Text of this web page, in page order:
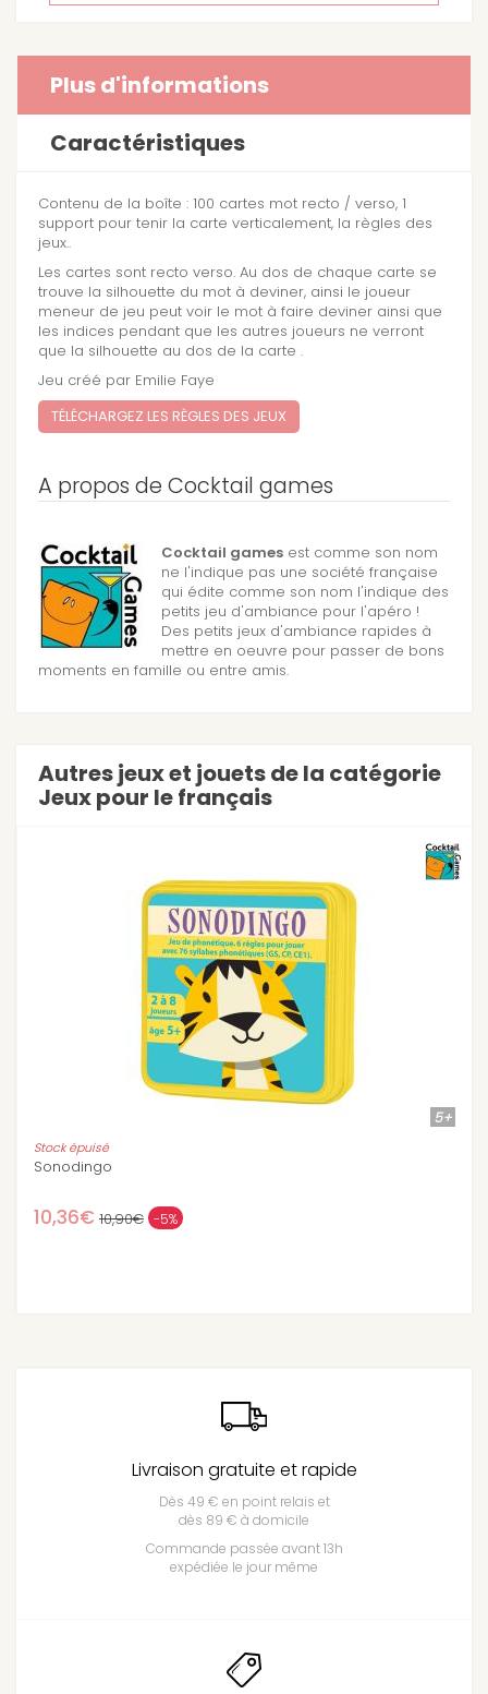
Plus d'informations
Caractéristiques
Contenu de la boîte : 100 cartes mot recto / verso, 1
support pour tenir la carte verticalement, la règles des
jeux..
Les cartes sont recto verso. Au dos de chaque carte se
trouve la silhouette du mot à deviner, ainsi le joueur
meneur de jeu peut voir le mot à faire deviner ainsi que
les indices pendant que les autres joueurs ne verront
que la silhouette au dos de la carte .
Jeu créé par Emilie Faye
TÉLÉCHARGEZ LES RÈGLES DES JEUX
A propos de Cocktail games
Cocktail games est comme son nom
ne l'indique pas une société française
qui édite comme son nom l'indique des
petits jeu d'ambiance pour l'apéro !
Des petits jeux d'ambiance rapides à
mettre en oeuvre pour passer de bons
moments en famille ou entre amis.
Autres jeux et jouets de la catégorie
Jeux pour le français
10,90€
Livraison gratuite et rapide
Dès 49 € en point relais et
dès 89 € à domicile
Commande passée avant 13h
expédiée le jour même